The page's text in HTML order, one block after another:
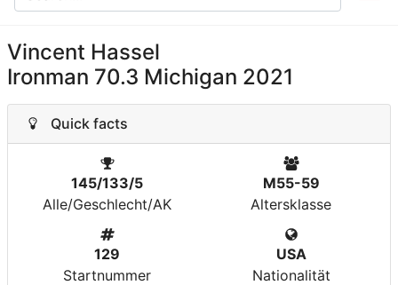
Vincent Hassel
Ironman 70.3 Michigan 2021
Quick facts
145/133/5
Alle/Geschlecht/AK
M55-59
Altersklasse
129
Startnummer
USA
Nationalität